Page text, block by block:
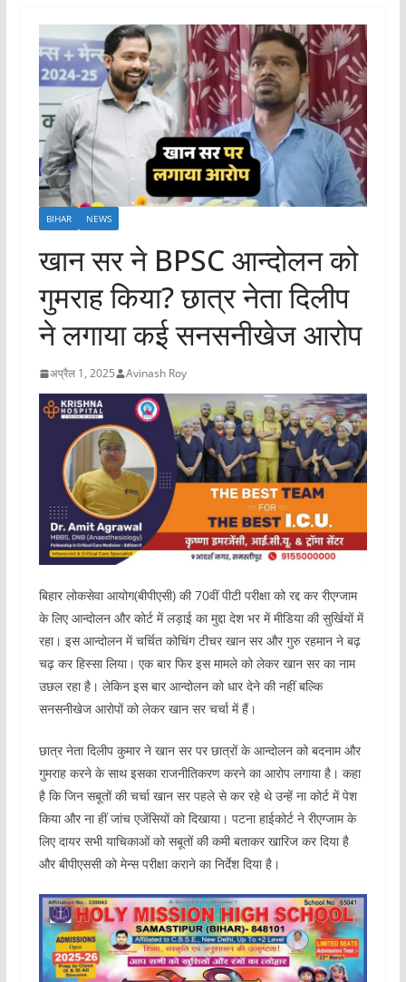
BIHAR NEWS
खान सर ने BPSC आन्दोलन को
गुमराह किया? छात्र नेता दिलीप
ने लगाया कई सनसनीखेज आरोप
अप्रैल 1, 2025 Avinash Roy
बिहार लोकसेवा आयोग(बीपीएसी) की 70वीं पीटी परीक्षा को रद्द कर रीएग्जाम
के लिए आन्दोलन और कोर्ट में लड़ाई का मुद्दा देश भर में मीडिया की सुर्खियों में
रहा। इस आन्दोलन में चर्चित कोचिंग टीचर खान सर और गुरु रहमान ने बढ़
चढ़ कर हिस्सा लिया। एक बार फिर इस मामले को लेकर खान सर का नाम
उछल रहा है। लेकिन इस बार आन्दोलन को धार देने की नहीं बल्कि
सनसनीखेज आरोपों को लेकर खान सर चर्चा में हैं।
छात्र नेता दिलीप कुमार ने खान सर पर छात्रों के आन्दोलन को बदनाम और
गुमराह करने के साथ इसका राजनीतिकरण करने का आरोप लगाया है। कहा
है कि जिन सबूतों की चर्चा खान सर पहले से कर रहे थे उन्हें ना कोर्ट में पेश
किया और ना हीं जांच एजेंसियों को दिखाया। पटना हाईकोर्ट ने रीएग्जाम के
लिए दायर सभी याचिकाओं को सबूतों की कमी बताकर खारिज कर दिया है
और बीपीएससी को मेन्स परीक्षा कराने का निर्देश दिया है।